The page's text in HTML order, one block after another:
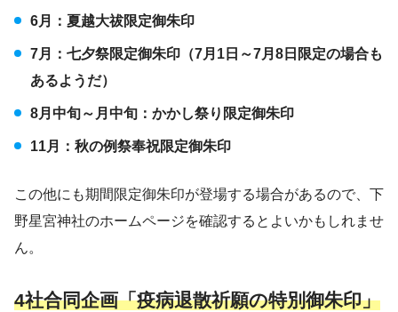
6月：夏越大祓限定御朱印
7月：七夕祭限定御朱印（7月1日～7月8日限定の場合も
あるようだ）
8月中旬～月中旬：かかし祭り限定御朱印
11月：秋の例祭奉祝限定御朱印
この他にも期間限定御朱印が登場する場合があるので、下
野星宮神社のホームページを確認するとよいかもしれませ
ん。
4社合同企画「疫病退散祈願の特別御朱印」